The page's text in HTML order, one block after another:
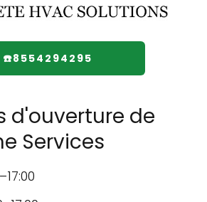
☎️8554294295
d'ouverture de
Services